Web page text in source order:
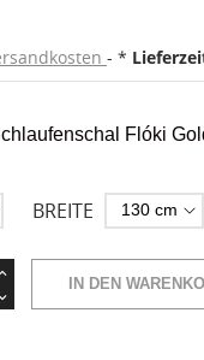
*
Flóki
BREITE
IN DEN